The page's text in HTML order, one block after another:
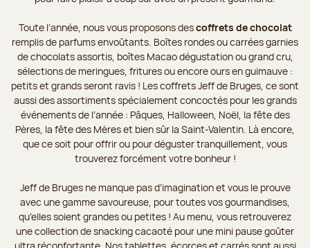
Toute l’année, nous vous proposons descoffrets de chocolat
remplis de parfums envoûtants. Boîtes rondes ou carrées garnies
de chocolats assortis, boîtes Macao dégustation ou grand cru,
sélections de meringues, fritures ou encore ours en guimauve :
petits et grands seront ravis ! Les coffrets Jeff de Bruges, ce sont
aussi des assortiments spécialement concoctés pour les grands
événements de l’année : Pâques, Halloween, Noël, la fête des
Pères, la fête des Mères et bien sûr la Saint-Valentin. Là encore,
que ce soit pour offrir ou pour déguster tranquillement, vous
trouverez forcément votre bonheur !
Jeff de Bruges ne manque pas d’imagination et vous le prouve
avec une gamme savoureuse, pour toutes vos gourmandises,
qu’elles soient grandes ou petites ! Au menu, vous retrouverez
une collection de snacking cacaoté pour une mini pause goûter